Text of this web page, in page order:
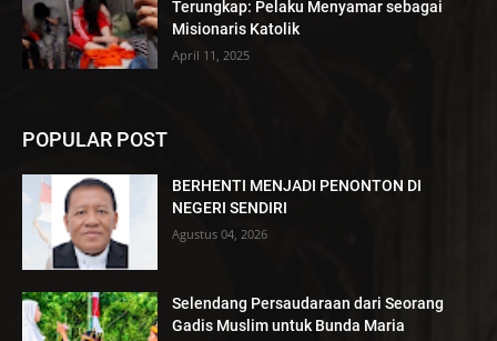
Terungkap: Pelaku Menyamar sebagai
Misionaris Katolik
April 11, 2025
POPULAR POST
BERHENTI MENJADI PENONTON DI
NEGERI SENDIRI
Agustus 04, 2026
Selendang Persaudaraan dari Seorang
Gadis Muslim untuk Bunda Maria